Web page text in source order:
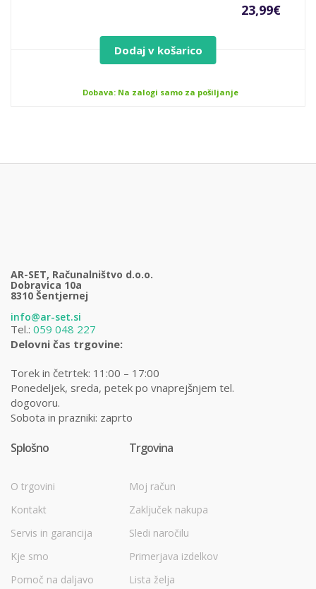
23,99€
Dodaj v košarico
Dobava: Na zalogi samo za pošiljanje
AR-SET, Računalništvo d.o.o.
Dobravica 10a
8310 Šentjernej
info@ar-set.si
Tel.: 059 048 227
Delovni čas trgovine:
Torek in četrtek: 11:00 – 17:00
Ponedeljek, sreda, petek po vnaprejšnjem tel.
dogovoru.
Sobota in prazniki: zaprto
Splošno
O trgovini
Kontakt
Servis in garancija
Kje smo
Pomoč na daljavo
Trgovina
Moj račun
Zaključek nakupa
Sledi naročilu
Primerjava izdelkov
Lista želja